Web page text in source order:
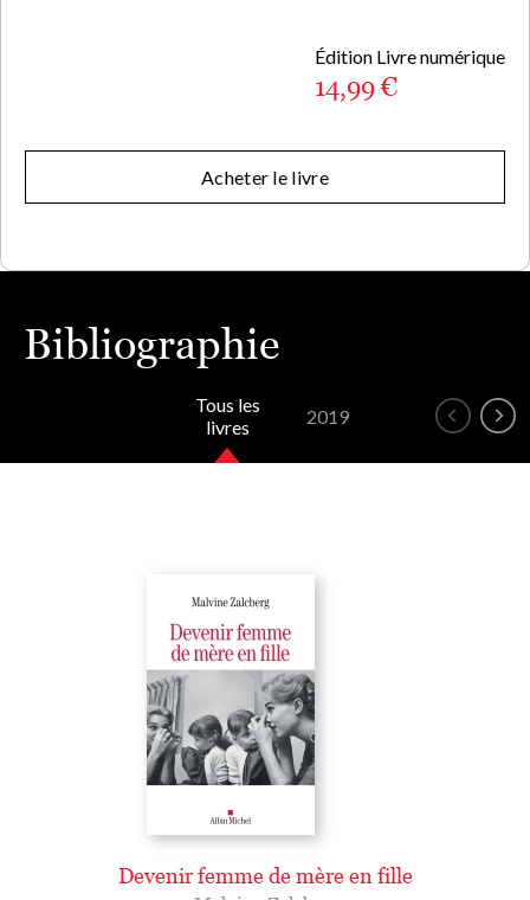
Édition Livre numérique
14,99 €
Acheter le livre
Bibliographie
Tous les
livres
2019
Devenir femme de mère en fille